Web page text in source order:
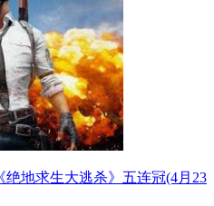
绝地求生大逃杀》五连冠(4月23